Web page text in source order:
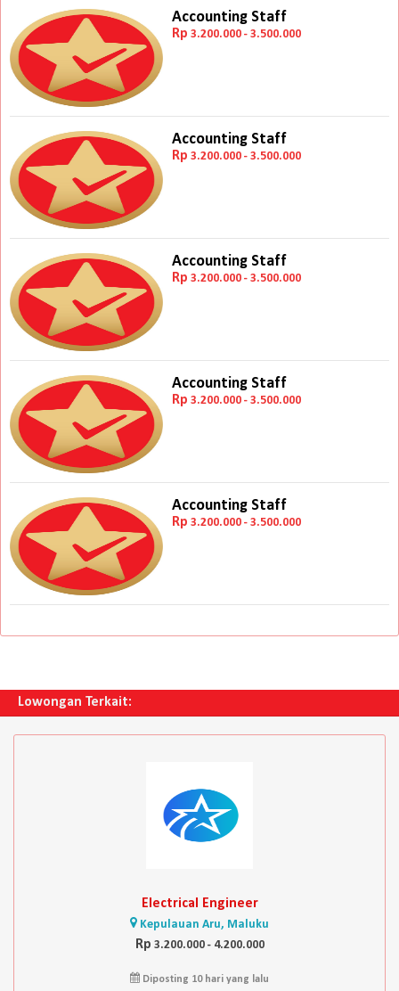
Accounting Staff
Rp 3.200.000 - 3.500.000
Accounting Staff
Rp 3.200.000 - 3.500.000
Accounting Staff
Rp 3.200.000 - 3.500.000
Accounting Staff
Rp 3.200.000 - 3.500.000
Accounting Staff
Rp 3.200.000 - 3.500.000
Lowongan Terkait:
Electrical Engineer
Kepulauan Aru, Maluku
Rp 3.200.000 - 4.200.000
Diposting 10 hari yang lalu